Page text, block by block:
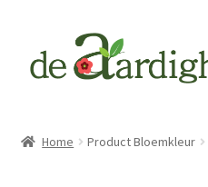
door
naar
naar
de
Home Product Bloemkleur